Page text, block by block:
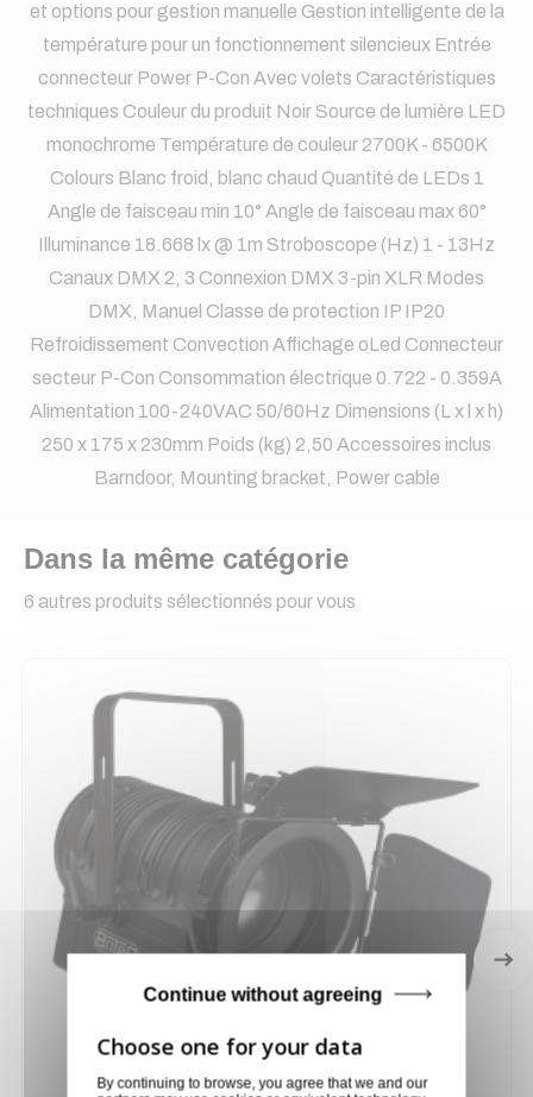
et options pour gestion manuelle Gestion intelligente de la
température pour un fonctionnement silencieux Entrée
connecteur Power P-Con Avec volets Caractéristiques
techniques Couleur du produit Noir Source de lumière LED
monochrome Température de couleur 2700K - 6500K
Colours Blanc froid, blanc chaud Quantité de LEDs 1
Angle de faisceau min 10° Angle de faisceau max 60°
Illuminance 18.668 lx @ 1m Stroboscope (Hz) 1 - 13Hz
Canaux DMX 2, 3 Connexion DMX 3-pin XLR Modes
DMX, Manuel Classe de protection IP IP20
Refroidissement Convection Affichage oLed Connecteur
secteur P-Con Consommation électrique 0.722 - 0.359A
Alimentation 100-240VAC 50/60Hz Dimensions (L x l x h)
250 x 175 x 230mm Poids (kg) 2,50 Accessoires inclus
Barndoor, Mounting bracket, Power cable
Dans la même catégorie
6 autres produits sélectionnés pour vous
By continuing to browse, you agree that we and our
Continue without agreeing